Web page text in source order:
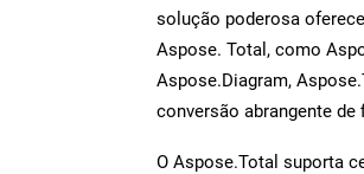
solução poderosa
Aspose. Total, como
Aspose.Diagram,
conversão abrangente
O Aspose.Total suporta